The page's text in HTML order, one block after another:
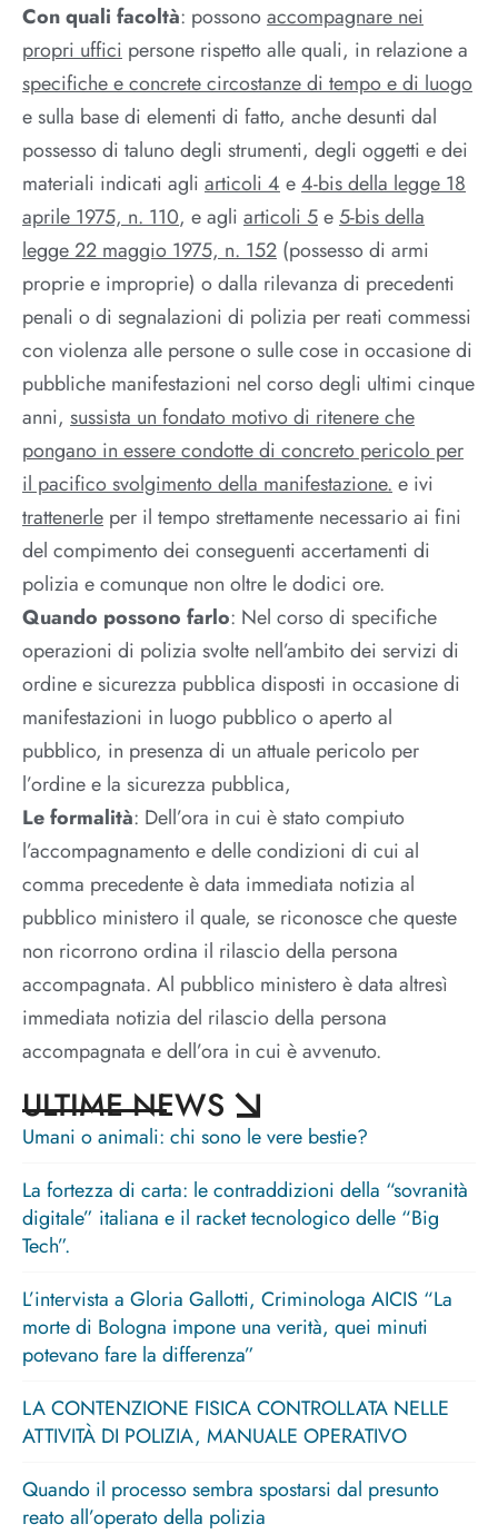
Con quali facoltà: possonoaccompagnare nei
propri uffici persone rispetto alle quali, in relazione a
specifiche e concrete circostanze di tempo e di luogo
e sulla base di elementi di fatto, anche desunti dal
possesso di taluno degli strumenti, degli oggetti e dei
materiali indicati agli articoli 4e4-bis della legge 18
aprile 1975, n. 110, e agli articoli 5e5-bis della
legge 22 maggio 1975, n. 152 (possesso di armi
proprie e improprie) o dalla rilevanza di precedenti
penali o di segnalazioni di polizia per reati commessi
con violenza alle persone o sulle cose in occasione di
pubbliche manifestazioni nel corso degli ultimi cinque
anni, sussista un fondato motivo di ritenere che
pongano in essere condotte di concreto pericolo per
il pacifico svolgimento della manifestazione.e ivi
trattenerle per il tempo strettamente necessario ai fini
del compimento dei conseguenti accertamenti di
polizia e comunque non oltre le dodici ore.
Quando possono farlo: Nel corso di specifiche
operazioni di polizia svolte nell’ambito dei servizi di
ordine e sicurezza pubblica disposti in occasione di
manifestazioni in luogo pubblico o aperto al
pubblico, in presenza di un attuale pericolo per
l’ordine e la sicurezza pubblica,
Le formalità: Dell’ora in cui è stato compiuto
l’accompagnamento e delle condizioni di cui al
comma precedente è data immediata notizia al
pubblico ministero il quale, se riconosce che queste
non ricorrono ordina il rilascio della persona
accompagnata. Al pubblico ministero è data altresì
immediata notizia del rilascio della persona
accompagnata e dell’ora in cui è avvenuto.
ULTIME NEWS
Umani o animali: chi sono le vere bestie?
La fortezza di carta: le contraddizioni della “sovranità
digitale” italiana e il racket tecnologico delle “Big
Tech”.
L’intervista a Gloria Gallotti, Criminologa AICIS “La
morte di Bologna impone una verità, quei minuti
potevano fare la differenza”
LA CONTENZIONE FISICA CONTROLLATA NELLE
ATTIVITÀ DI POLIZIA, MANUALE OPERATIVO
Quando il processo sembra spostarsi dal presunto
reato all’operato della polizia